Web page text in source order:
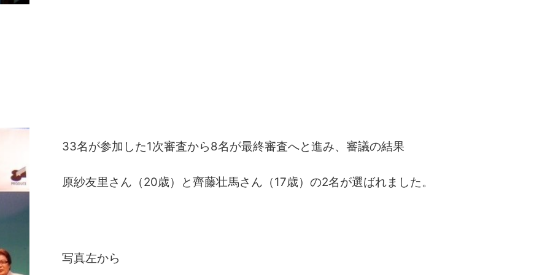
33名が参加した1次審査から8名が最終審査へと進み、審議の結果
原紗友里さん（20歳）と齊藤壮馬さん（17歳）の2名が選ばれました。
写真左から